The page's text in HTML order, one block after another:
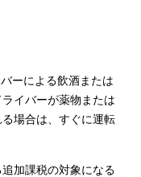
ーによる飲酒または
イバーが薬物または
場合は、すぐに運転
加課税の対象になる